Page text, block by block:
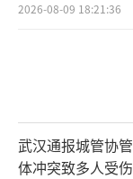
2026-08-09 18:21:36
武汉通报城管协
体冲突致多人受伤